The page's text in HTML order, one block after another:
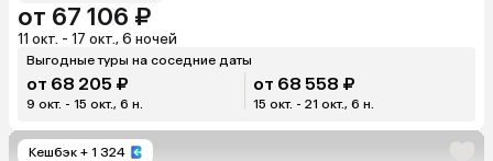
от 67 106 ₽
11 окт. - 17 окт., 6 ночей
Выгодные туры на соседние даты
от 68 205 ₽
9 окт. - 15 окт., 6 н.
от 68 558 ₽
15 окт. - 21 окт., 6 н.
Кешбэк + 1 324